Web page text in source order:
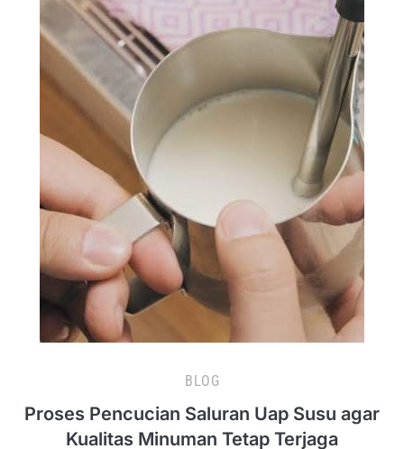
BLOG
Proses Pencucian Saluran Uap Susu agar
Kualitas Minuman Tetap Terjaga